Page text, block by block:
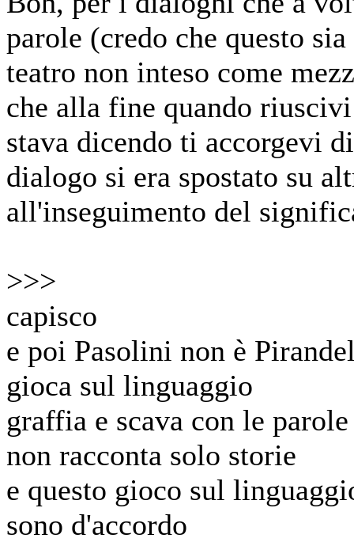
parole (credo che questo
teatro non inteso come
che alla fine quando
stava dicendo ti accorgevi
dialogo si era spostato su
all'inseguimento del
>>>
capisco
e poi Pasolini non è
gioca sul linguaggio
graffia e scava con le parole
non racconta solo storie
e questo gioco sul
sono d'accordo